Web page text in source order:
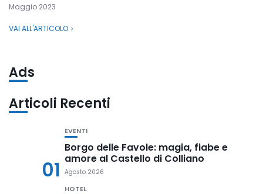
Maggio 2023
VAI ALL'ARTICOLO
Ads
Articoli Recenti
01
EVENTI
Borgo delle Favole: magia, fiabe e
amore al Castello di Colliano
Agosto 2026
HOTEL